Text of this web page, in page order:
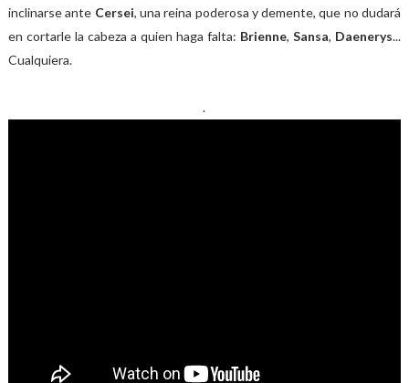
inclinarse ante Cersei, una reina poderosa y demente, que no dudará
en cortarle la cabeza a quien haga falta: Brienne,Sansa, Daenerys...
Cualquiera.
.